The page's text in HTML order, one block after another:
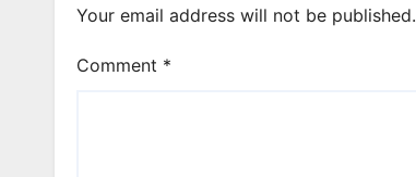
Your email address will not be published.
Comment *